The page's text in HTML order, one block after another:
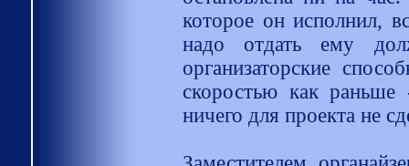
которое он исполнил,
надо отдать ему
организаторские
скоростью как раньше
ничего для проекта не